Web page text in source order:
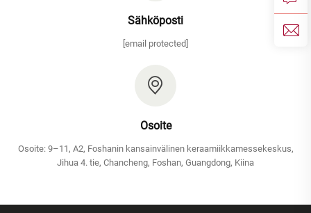
Sähköposti
[email protected]
Osoite
Osoite: 9–11, A2, Foshanin kansainvälinen keraamiikkamessekeskus,
Jihua 4. tie, Chancheng, Foshan, Guangdong, Kiina